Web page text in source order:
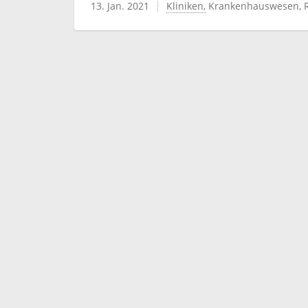
13. Jan. 2021 Kliniken Krankenhauswesen